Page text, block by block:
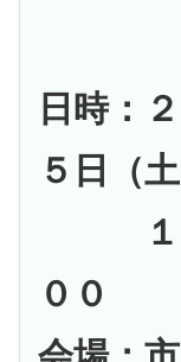
日時：
５日（土
１３
００